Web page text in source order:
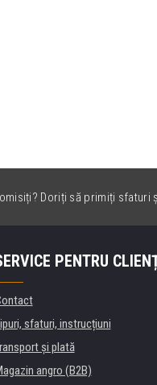
Doriți să primiți
PENTRU
sfaturi, instrucțiuni
şi plată
angro (B2B)